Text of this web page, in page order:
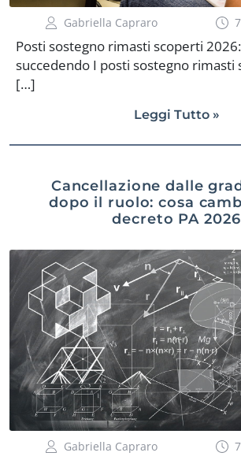
Gabriella Capraro
Posti sostegno rimasti scoperti
succedendo I posti sostegno rimasti
[…]
Leggi Tutto »
Cancellazione dalle
dopo il ruolo: cosa
decreto PA 2026
Gabriella Capraro